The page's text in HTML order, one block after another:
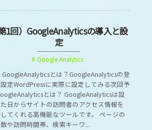
第1回）GoogleAnalyticsの導入と設
定
Google Analytics
GoogleAnalyticsとは？GoogleAnalyticsの登
定WordPressに実際に設定してみる次回予
とは？ GoogleAnalyticsは設
日からサイトの訪問者のアクセス情報を
てくれる高機能なツールです。 ページの
や訪問時間帯、検索キーワ...